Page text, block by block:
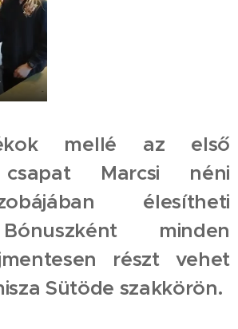
mellé az első
Marcsi néni
élesítheti
minden
részt vehet
Sütöde szakkörön.